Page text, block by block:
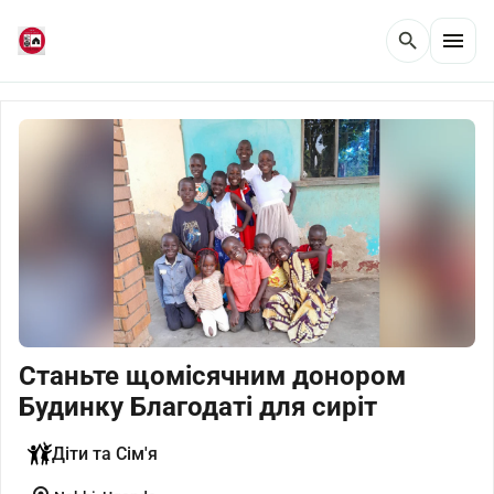
search menu
Станьте щомісячним донором
Будинку Благодаті для сиріт
Діти та Сім'я